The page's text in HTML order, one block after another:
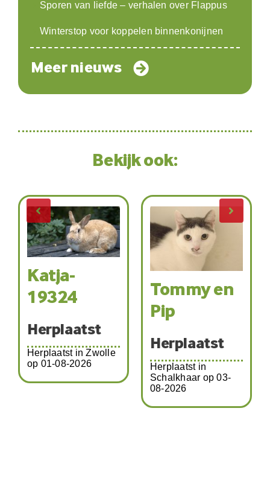
Sporen van liefde – verhalen over Flappus
Winterstop voor koppelen binnenkonijnen
Meer nieuws
Bekijk ook:
Katja-
19324
Herplaatst
Herplaatst in Zwolle
op 01-08-2026
Tommy en
Pip
Herplaatst
Herplaatst in
Schalkhaar op 03-
08-2026